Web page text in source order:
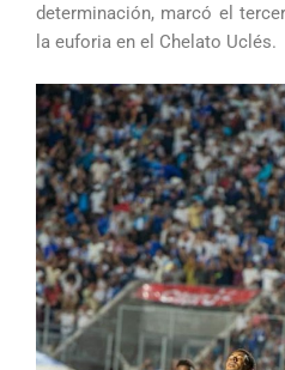
determinación, marcó el
la euforia en el Chelato Uclés.